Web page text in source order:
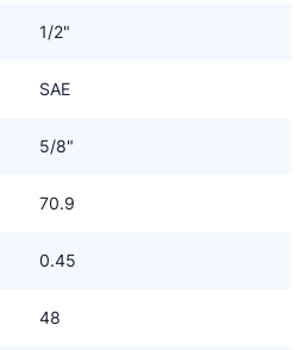
1/2"
SAE
5/8"
70.9
0.45
48